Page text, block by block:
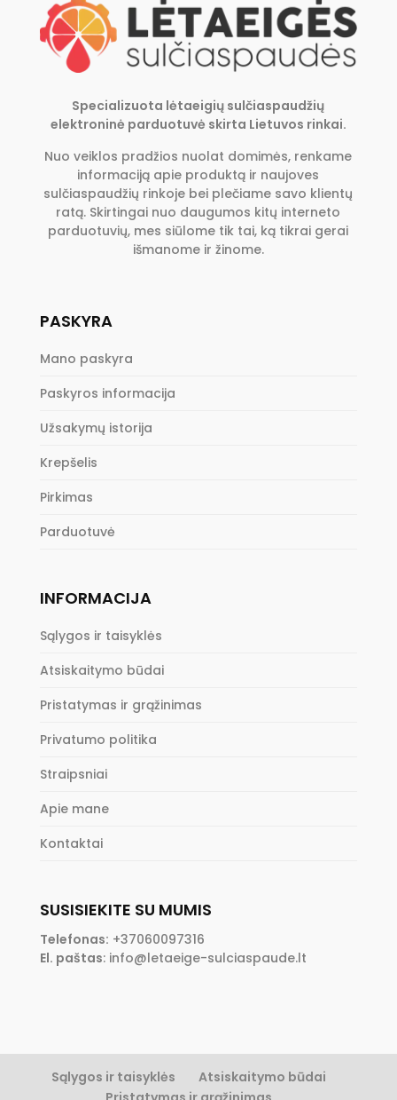
Specializuota lėtaeigių sulčiaspaudžių
elektroninė parduotuvė skirta Lietuvos rinkai.
Nuo veiklos pradžios nuolat domimės, renkame
informaciją apie produktą ir naujoves
sulčiaspaudžių rinkoje bei plečiame savo klientų
ratą. Skirtingai nuo daugumos kitų interneto
parduotuvių, mes siūlome tik tai, ką tikrai gerai
išmanome ir žinome.
PASKYRA
Mano paskyra
Paskyros informacija
Užsakymų istorija
Krepšelis
Pirkimas
Parduotuvė
INFORMACIJA
Sąlygos ir taisyklės
Atsiskaitymo būdai
Pristatymas ir grąžinimas
Privatumo politika
Straipsniai
Apie mane
Kontaktai
SUSISIEKITE SU MUMIS
Telefonas: +37060097316
El. paštas: info@letaeige-sulciaspaude.lt
Sąlygos ir taisyklės
Atsiskaitymo būdai